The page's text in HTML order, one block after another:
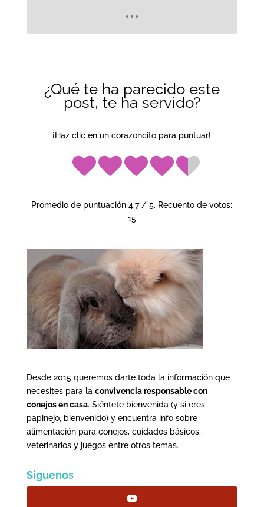
¿Qué te ha parecido este
post, te ha servido?
¡Haz clic en un corazoncito para puntuar!
Promedio de puntuación4.7/ 5. Recuento de votos:
15
Desde 2015 queremos darte toda la información que
necesites para la convivencia responsable con
conejos en casa. Siéntete bienvenida (y si eres
papinejo, bienvenido) y encuentra info sobre
alimentación para conejos, cuidados básicos,
veterinarios y juegos entre otros temas.
Síguenos